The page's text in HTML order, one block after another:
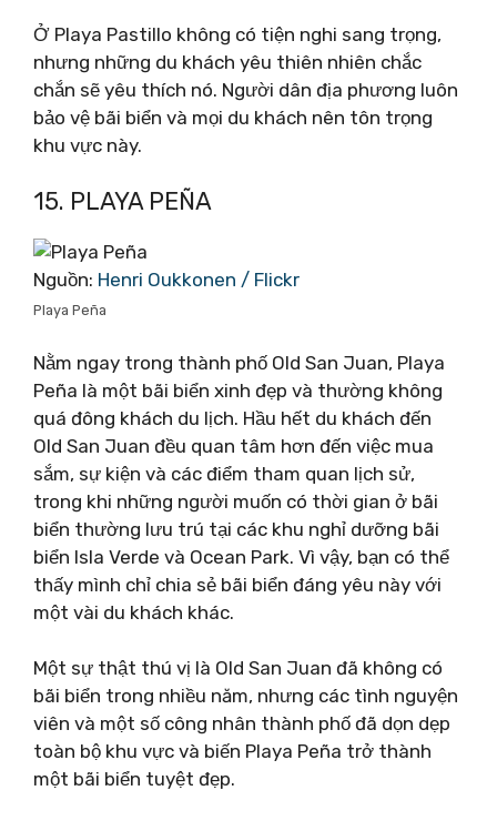
Ở Playa Pastillo không có tiện nghi sang trọng,
nhưng những du khách yêu thiên nhiên chắc
chắn sẽ yêu thích nó. Người dân địa phương luôn
bảo vệ bãi biển và mọi du khách nên tôn trọng
khu vực này.
15. PLAYA PEÑA
Nguồn: Henri Oukkonen / Flickr
Playa Peña
Nằm ngay trong thành phố Old San Juan, Playa
Peña là một bãi biển xinh đẹp và thường không
quá đông khách du lịch. Hầu hết du khách đến
Old San Juan đều quan tâm hơn đến việc mua
sắm, sự kiện và các điểm tham quan lịch sử,
trong khi những người muốn có thời gian ở bãi
biển thường lưu trú tại các khu nghỉ dưỡng bãi
biển Isla Verde và Ocean Park. Vì vậy, bạn có thể
thấy mình chỉ chia sẻ bãi biển đáng yêu này với
một vài du khách khác.
Một sự thật thú vị là Old San Juan đã không có
bãi biển trong nhiều năm, nhưng các tình nguyện
viên và một số công nhân thành phố đã dọn dẹp
toàn bộ khu vực và biến Playa Peña trở thành
một bãi biển tuyệt đẹp.